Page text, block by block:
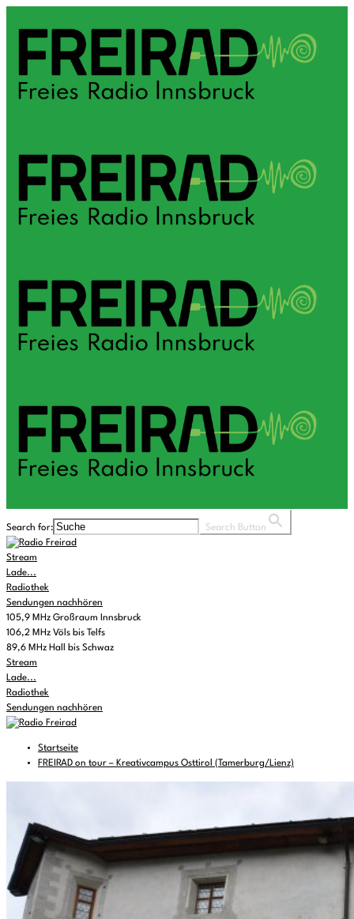
Search for: Search Button
Stream
Lade...
Radiothek
Sendungen nachhören
105,9 MHz Großraum Innsbruck
106,2 MHz Völs bis Telfs
89,6 MHz Hall bis Schwaz
Stream
Lade...
Radiothek
Sendungen nachhören
Startseite
FREIRAD on tour – Kreativcampus Osttirol (Tamerburg/Lienz)